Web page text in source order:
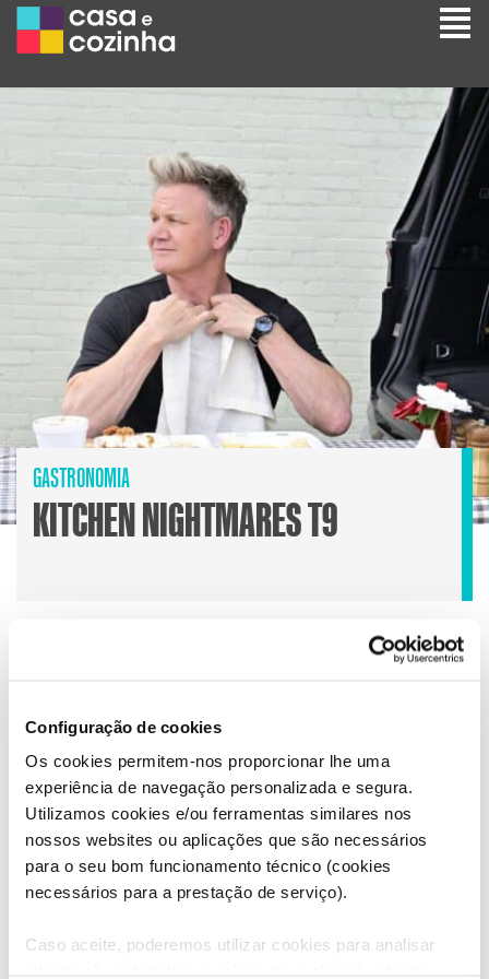
Configuração de cookies
Os cookies permitem-nos proporcionar lhe uma
experiência de navegação personalizada e segura.
Utilizamos cookies e/ou ferramentas similares nos
nossos websites ou aplicações que são necessários
para o seu bom funcionamento técnico (cookies
necessários para a prestação de serviço).
Caso aceite, poderemos utilizar cookies para analisar
GASTRONOMIA
KITCHEN NIGHTMARES T9
Na 9.ª temporada de Kitchen Nightmares, o chef Gordon
desorganizados, restauração de traumas familiares e
falta de visão estratégica, Ramsay tenta dar a volta por
cima.
ESTREIAS DE SEGUNDA A SEXTA ÀS 20h00